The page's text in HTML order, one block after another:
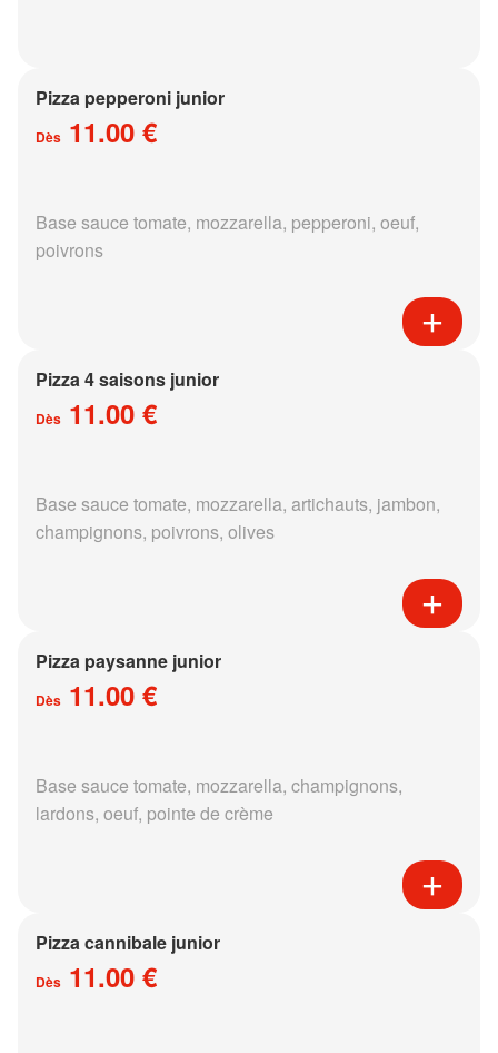
Pizza pepperoni junior
Dès 11.00 €
Base sauce tomate, mozzarella, pepperoni, oeuf,
poivrons
Pizza 4 saisons junior
Dès 11.00 €
Base sauce tomate, mozzarella, artichauts, jambon,
champignons, poivrons, olives
Pizza paysanne junior
Dès 11.00 €
Base sauce tomate, mozzarella, champignons,
lardons, oeuf, pointe de crème
Pizza cannibale junior
Dès 11.00 €